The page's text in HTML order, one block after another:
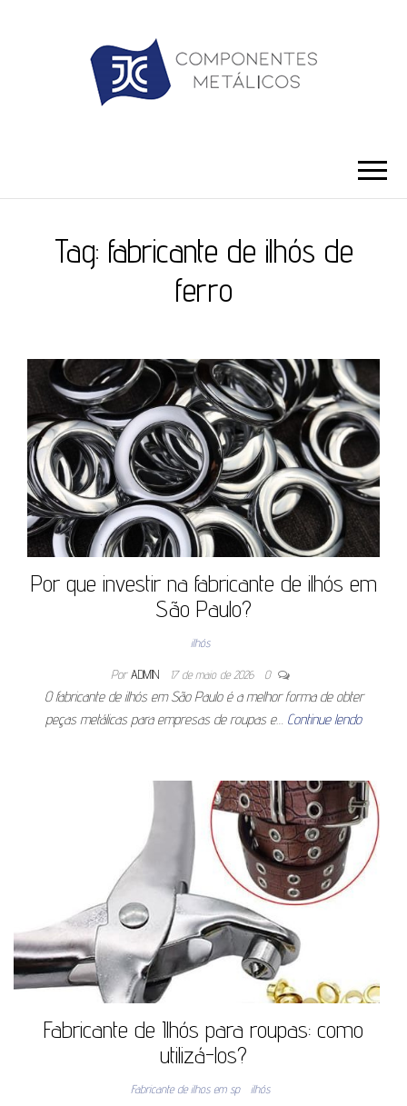
Tag: fabricante de ilhós de
ferro
Por que investir na fabricante de ilhós em
São Paulo?
ilhós
Por ADMIN 17 de maio de 2026 0
O fabricante de ilhós em São Paulo é a melhor forma de obter
peças metálicas para empresas de roupas e… Continue lendo
Fabricante de Ilhós para roupas: como
utilizá-los?
Fabricante de ilhos em sp ilhós